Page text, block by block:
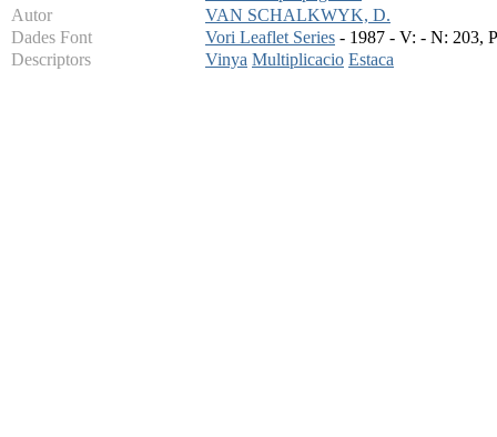
Autor
VAN SCHALKWYK, D.
Dades Font
Vori Leaflet Series - 1987 - V: - N: 203,
Descriptors
Vinya Multiplicacio Estaca